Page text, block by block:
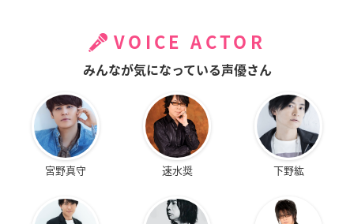
VOICE ACTOR
みんなが気になっている声優さん
宮野真守 速水奨 下野紘